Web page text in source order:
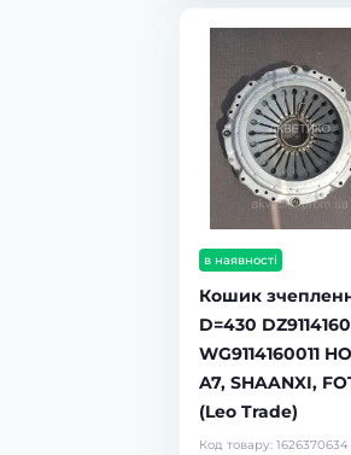
в наявності
Кошик
D=430
WG9114160011
A7, SHAANXI,
(Leo Trade)
Код товару: 1626370634